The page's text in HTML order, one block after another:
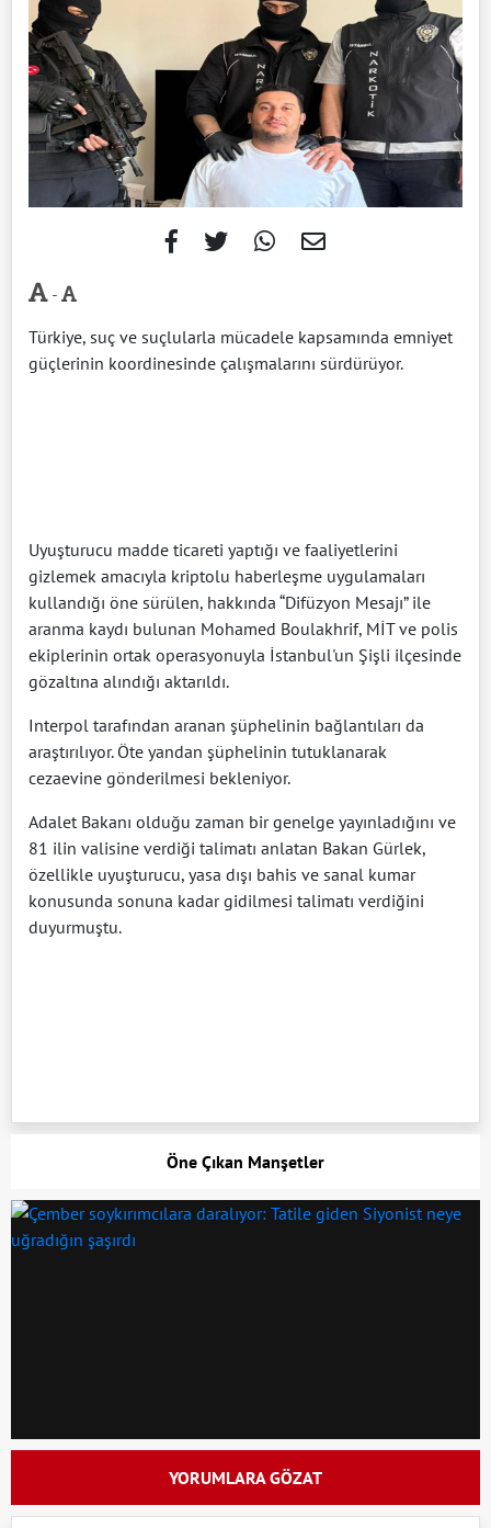
-
Türkiye, suç ve suçlularla mücadele kapsamında emniyet
güçlerinin koordinesinde çalışmalarını sürdürüyor.
Uyuşturucu madde ticareti yaptığı ve faaliyetlerini
gizlemek amacıyla kriptolu haberleşme uygulamaları
kullandığı öne sürülen, hakkında “Difüzyon Mesajı” ile
aranma kaydı bulunan Mohamed Boulakhrif, MİT ve polis
ekiplerinin ortak operasyonuyla İstanbul'un Şişli ilçesinde
gözaltına alındığı aktarıldı.
Interpol tarafından aranan şüphelinin bağlantıları da
araştırılıyor. Öte yandan şüphelinin tutuklanarak
cezaevine gönderilmesi bekleniyor.
Adalet Bakanı olduğu zaman bir genelge yayınladığını ve
81 ilin valisine verdiği talimatı anlatan Bakan Gürlek,
özellikle uyuşturucu, yasa dışı bahis ve sanal kumar
konusunda sonuna kadar gidilmesi talimatı verdiğini
duyurmuştu.
Öne Çıkan Manşetler
YORUMLARA GÖZAT